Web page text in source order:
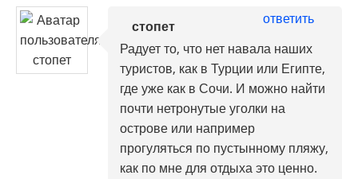
стопет
ответить
Радует то, что нет навала наших
туристов, как в Турции или Египте,
где уже как в Сочи. И можно найти
почти нетронутые уголки на
острове или например
прогуляться по пустынному пляжу,
как по мне для отдыха это ценно.